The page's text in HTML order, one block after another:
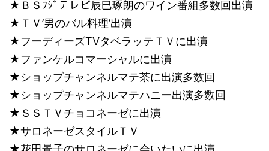
★ＢＳﾌｼﾞテレビ辰巳琢朗のワイン番組多数回出演
★ＴＶ’男のバル料理’出演
★フーディーズTVタベラッテＴＶに出演
★ファンケルコマーシャルに出演
★ショップチャンネルマテ茶に出演多数回
★ショップチャンネルマテハニー出演多数回
★ＳＳＴＶチョコネーゼに出演
★サロネーゼスタイルＴＶ